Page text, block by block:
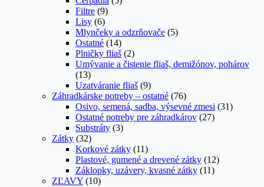
Filtre (9)
Lisy (6)
Mlynčeky a odzrňovače (5)
Ostatné (14)
Plničky fliaš (2)
Umývanie a čistenie fliaš, demižónov, pohárov
(13)
Uzatváranie fliaš (9)
Záhradkárske potreby – ostatné (76)
Osivo, semená, sadba, výsevné zmesi (31)
Ostatné potreby pre záhradkárov (27)
Substráty (3)
Zátky (32)
Korkové zátky (11)
Plastové, gumené a drevené zátky (12)
Záklopky, uzávery, kvasné zátky (11)
ZĽAVY (10)